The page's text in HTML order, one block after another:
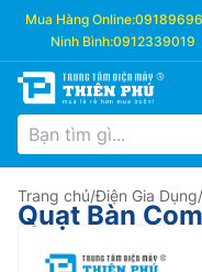
Mua Hàng Online:
Ninh Bình:0912339019
Trang chủ/Điện Gia Dụng/
Quạt Bàn